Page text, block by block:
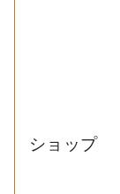
ショップ